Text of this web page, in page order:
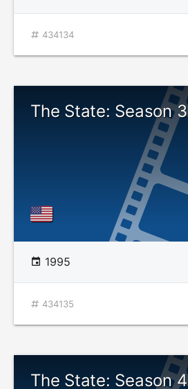
434134
The State: Season 3
1995
434135
The State: Season 4